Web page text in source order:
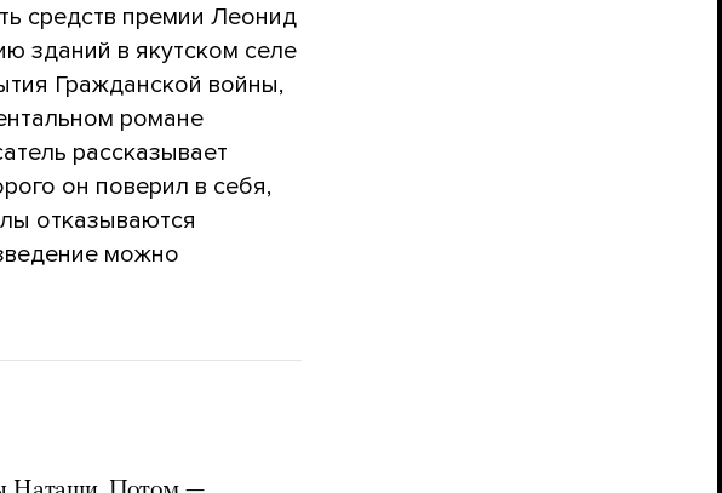
средств премии Леонид
зданий в якутском селе
Гражданской войны,
романе
рассказывает
он поверил в себя,
отказываются
можно